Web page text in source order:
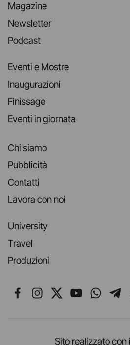
Magazine
Newsletter
Podcast
Eventi e Mostre
Inaugurazioni
Finissage
Eventi in giornata
Chi siamo
Pubblicità
Contatti
Lavora con noi
University
Travel
Produzioni
Seguici su
Seguici su
Seguici su X
Seguici
Sito realizzato